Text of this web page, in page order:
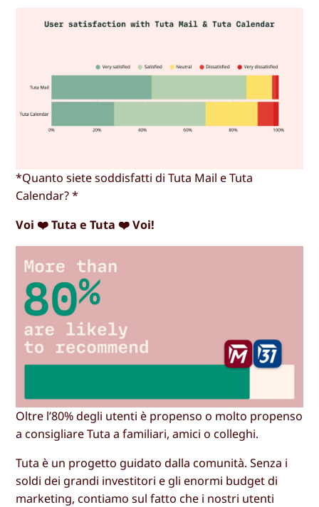
*Quanto siete soddisfatti di Tuta Mail e Tuta
Calendar? *
Voi ❤️ Tuta e Tuta ❤️ Voi!
Oltre l’80% degli utenti è propenso o molto propenso
a consigliare Tuta a familiari, amici o colleghi.
Tuta è un progetto guidato dalla comunità. Senza i
soldi dei grandi investitori e gli enormi budget di
marketing, contiamo sul fatto che i nostri utenti